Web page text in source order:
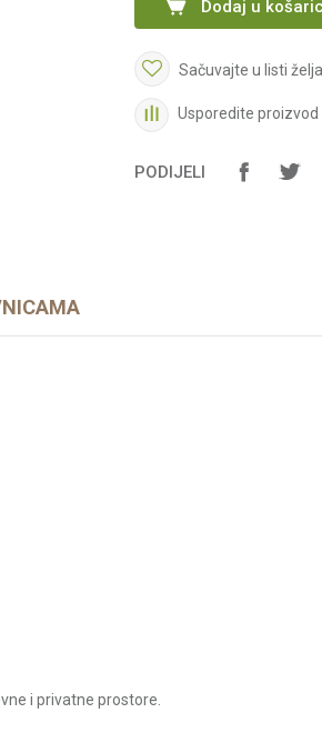
Dodaj u
Sačuvajte u listi želja
Usporedite proizvod
PODIJELI
i privatne prostore.